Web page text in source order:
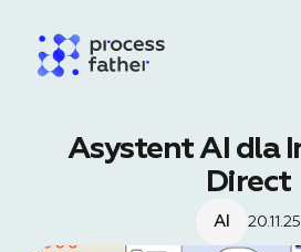
Asystent AI dla
Direct
AI 20.11.25